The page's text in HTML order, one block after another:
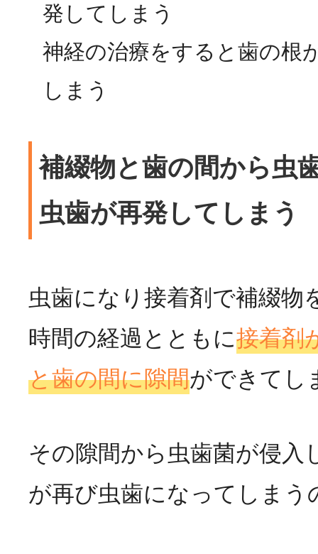
発してしまう
神経の治療をすると歯の根
しまう
補綴物と歯の間から虫
虫歯が再発してしまう
虫歯になり接着剤で補綴物
時間の経過とともに接着剤
と歯の間に隙間ができてし
その隙間から虫歯菌が侵入
が再び虫歯になってしまう